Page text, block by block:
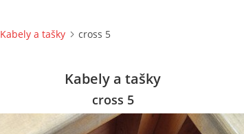
Kabely a tašky cross 5
Kabely a tašky
cross 5